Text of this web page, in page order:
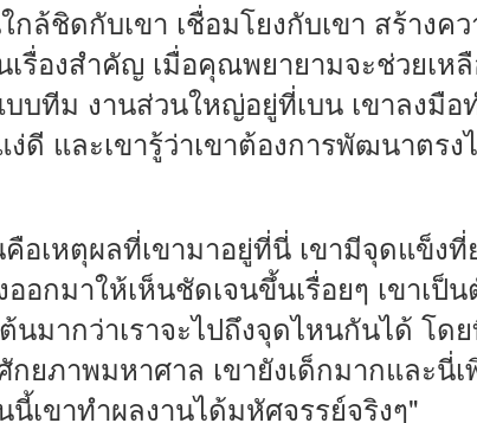
กล้ชิดกับเขา เชื่อมโยงกับเขา สร้างค
เรื่องสำคัญ เมื่อคุณพยายามจะช่วยเห
บทีม งานส่วนใหญ่อยู่ที่เบน เขาลงมือ
ง่ดี และเขารู้ว่าเขาต้องการพัฒนาตรง
อเหตุผลที่เขามาอยู่ที่นี่ เขามีจุดแข็งที่
อกมาให้เห็นชัดเจนขึ้นเรื่อยๆ เขาเป็
มากว่าเราจะไปถึงจุดไหนกันได้ โด
กยภาพมหาศาล เขายังเด็กมากและนี่เ
เขาทำผลงานได้มหัศจรรย์จริงๆ"